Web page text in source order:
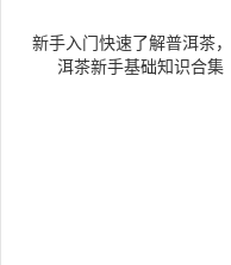
新手入门快速了解普洱茶
洱茶新手基础知识合集